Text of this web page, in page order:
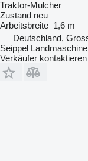
Traktor-Mulcher
Zustand neu
Arbeitsbreite 1,6 m
Deutschland,
Seippel
Verkäufer kontaktieren